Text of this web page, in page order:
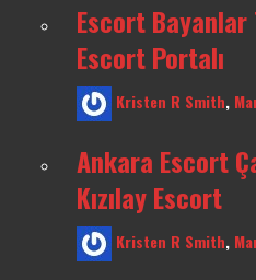
Escort Bayanlar
Escort Portalı
Kristen R Smith,
Ankara Escort
Kızılay Escort
Kristen R Smith,